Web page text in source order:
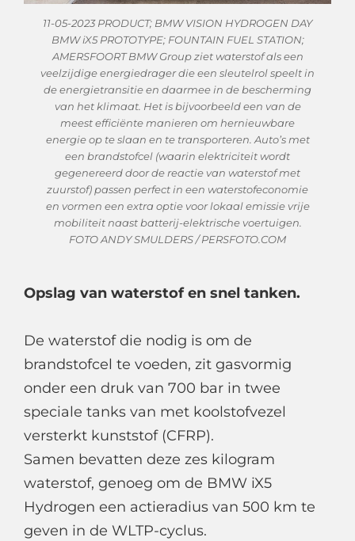
11-05-2023 PRODUCT; BMW VISION HYDROGEN DAY
BMW iX5 PROTOTYPE; FOUNTAIN FUEL STATION;
AMERSFOORT BMW Group ziet waterstof als een
veelzijdige energiedrager die een sleutelrol speelt in
de energietransitie en daarmee in de bescherming
van het klimaat. Het is bijvoorbeeld een van de
meest efficiënte manieren om hernieuwbare
energie op te slaan en te transporteren. Auto’s met
een brandstofcel (waarin elektriciteit wordt
gegenereerd door de reactie van waterstof met
zuurstof) passen perfect in een waterstofeconomie
en vormen een extra optie voor lokaal emissie vrije
mobiliteit naast batterij-elektrische voertuigen.
FOTO ANDY SMULDERS / PERSFOTO.COM
Opslag van waterstof en snel tanken.
De waterstof die nodig is om de
brandstofcel te voeden, zit gasvormig
onder een druk van 700 bar in twee
speciale tanks van met koolstofvezel
versterkt kunststof (CFRP).
Samen bevatten deze zes kilogram
waterstof, genoeg om de BMW iX5
Hydrogen een actieradius van 500 km te
geven in de WLTP-cyclus.